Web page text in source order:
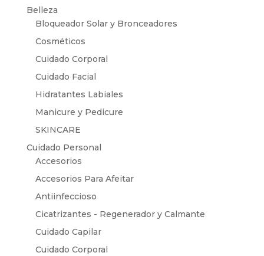
Belleza
Bloqueador Solar y Bronceadores
Cosméticos
Cuidado Corporal
Cuidado Facial
Hidratantes Labiales
Manicure y Pedicure
SKINCARE
Cuidado Personal
Accesorios
Accesorios Para Afeitar
Antiinfeccioso
Cicatrizantes - Regenerador y Calmante
Cuidado Capilar
Cuidado Corporal